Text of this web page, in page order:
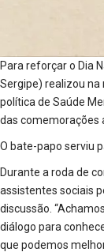
Para reforçar o Dia
Sergipe) realizou
política de Saúde
das comemorações
O bate-papo serviu
Durante a roda de
assistentes sociais
discussão.
diálogo para
que podemos